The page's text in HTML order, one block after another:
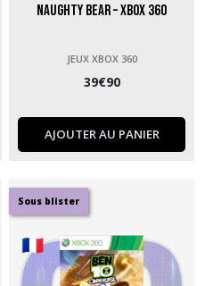
Naughty Bear – Xbox 360
JEUX XBOX 360
39€90
AJOUTER AU PANIER
Sous blister